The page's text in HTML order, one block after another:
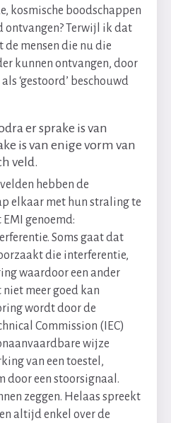
kosmische boodschappen
ontvangen? Terwijl ik dat
mensen die nu die
kunnen ontvangen, door
‘gestoord’ beschouwd
er sprake is van
is van enige vorm van
veld.
hebben de
elkaar met hun straling te
genoemd:
Soms gaat dat
die interferentie,
waardoor een ander
meer goed kan
wordt door de
Commission (IEC)
wijze
van een toestel,
door een stoorsignaal.
zeggen. Helaas spreekt
altijd enkel over de